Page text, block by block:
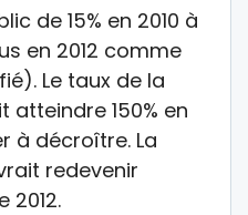
de 15% en 2010 à
en 2012 comme
Le taux de la
150% en
à décroître. La
redevenir
2012.